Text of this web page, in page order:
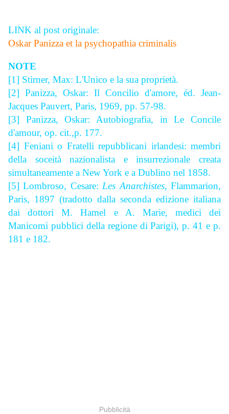
LINK al post originale:
Oskar Panizza et la psychopathia criminalis
NOTE
[1] Stirner, Max: L'Unico e la sua proprietà.
[2] Panizza, Oskar: Il Concilio d'amore, éd. Jean-
Jacques Pauvert, Paris, 1969, pp. 57-98.
[3] Panizza, Oskar: Autobiografia, in Le Concile
d'amour, op. cit.,p. 177.
[4] Feniani o Fratelli repubblicani irlandesi: membri
della soceità nazionalista e insurrezionale creata
simultaneamente a New York e a Dublino nel 1858.
[5] Lombroso, Cesare:Les Anarchistes, Flammarion,
Paris, 1897 (tradotto dalla seconda edizione italiana
dai dottori M. Hamel e A. Marie, medici dei
Manicomi pubblici della regione di Parigi), p. 41 e p.
181 e 182.
Pubblicità